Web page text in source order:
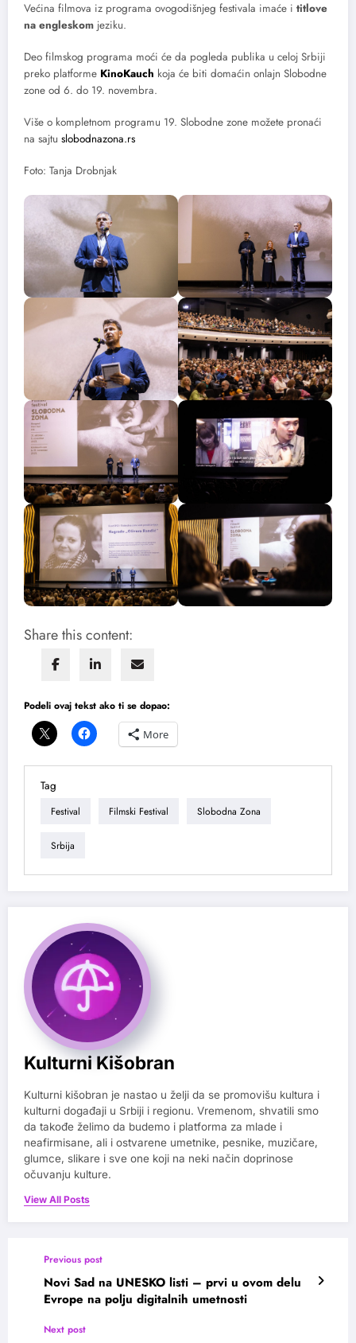
Većina filmova iz programa ovogodišnjeg festivala imaće i titlove
na engleskom jeziku.
Deo filmskog programa moći će da pogleda publika u celoj Srbiji
preko platforme KinoKauch koja će biti domaćin onlajn Slobodne
zone od 6. do 19. novembra.
Više o kompletnom programu 19. Slobodne zone možete pronaći
na sajtu slobodnazona.rs
Foto: Tanja Drobnjak
Share this content:
Podeli ovaj tekst ako ti se dopao:
More
Tag
Festival Filmski Festival Slobodna Zona
Srbija
Kulturni Kišobran
Kulturni kišobran je nastao u želji da se promovišu kultura i
kulturni događaji u Srbiji i regionu. Vremenom, shvatili smo
da takođe želimo da budemo i platforma za mlade i
neafirmisane, ali i ostvarene umetnike, pesnike, muzičare,
glumce, slikare i sve one koji na neki način doprinose
očuvanju kulture.
View All Posts
Previous post
Novi Sad na UNESKO listi – prvi u ovom delu
Evrope na polju digitalnih umetnosti
Next post